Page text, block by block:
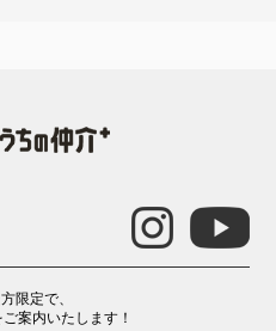
限定で、
案内いたします！